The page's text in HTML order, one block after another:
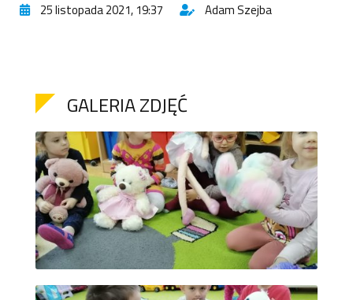
25 listopada 2021, 19:37 Adam Szejba
GALERIA ZDJĘĆ